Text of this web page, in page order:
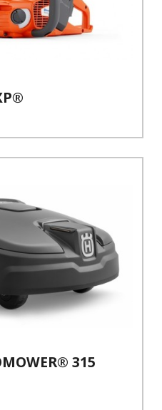
315